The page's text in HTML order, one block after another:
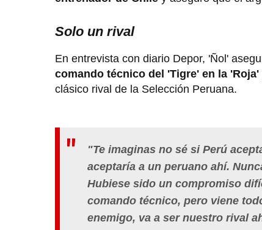
Solo un rival
En entrevista con diario Depor, 'Ñol'
comando técnico del 'Tigre' en la 'Roja'
clásico rival de la Selección Peruana.
"Te imaginas no sé si Perú
aceptaría a un peruano ahí.
Hubiese sido un compromiso
comando técnico, pero viene
enemigo, va a ser nuestro rival